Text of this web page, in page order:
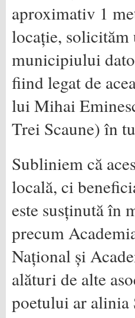
aproximativ 1
locație, solicităm
municipiului
fiind legat de
lui Mihai
Trei Scaune) în
Subliniem că
locală, ci
este susținută în
precum
Național și
alături de alte
poetului ar alinia